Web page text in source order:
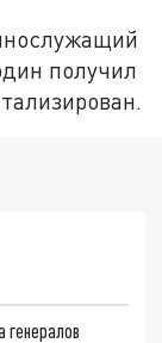
получил